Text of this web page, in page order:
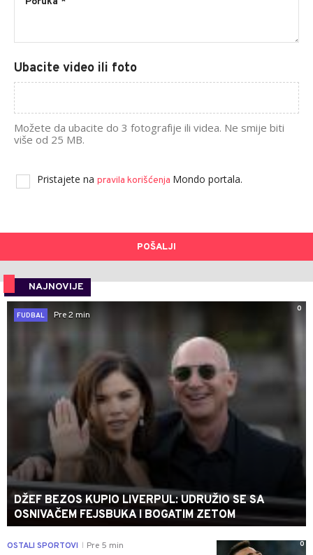
Ubacite video ili foto
Možete da ubacite do 3 fotografije ili videa. Ne smije biti
više od 25 MB.
Pristajete na pravila korišćenja Mondo portala.
POŠALJI
NAJNOVIJE
0
FUDBAL
Pre 2 min
DŽEF BEZOS KUPIO LIVERPUL: UDRUŽIO SE SA
OSNIVAČEM FEJSBUKA I BOGATIM ZETOM
0
OSTALI SPORTOVI Pre 5 min